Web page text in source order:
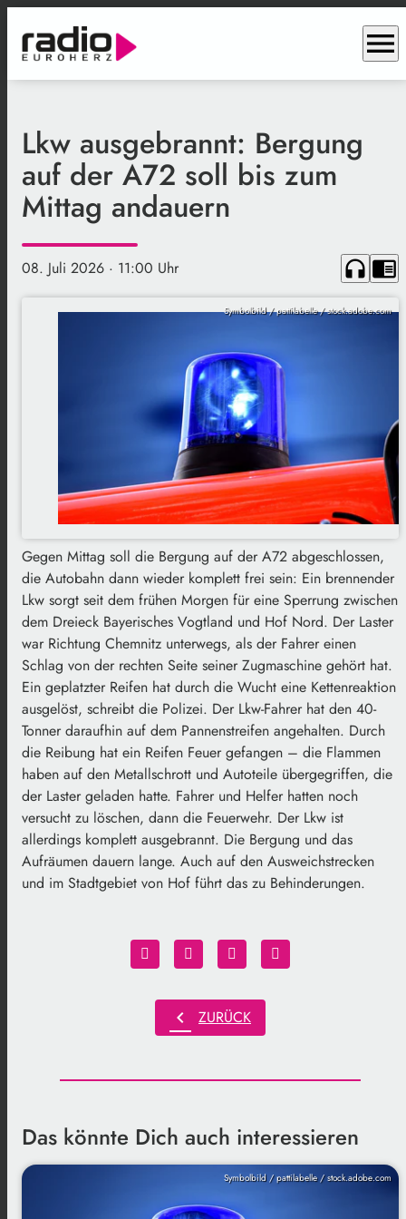
menu
Lkw ausgebrannt: Bergung
auf der A72 soll bis zum
Mittag andauern
08. Juli 2026 · 11:00 Uhr headphones chrome_reader_mode
Symbolbild / pattilabelle / stock.adobe.com
Gegen Mittag soll die Bergung auf der A72 abgeschlossen,
die Autobahn dann wieder komplett frei sein: Ein brennender
Lkw sorgt seit dem frühen Morgen für eine Sperrung zwischen
dem Dreieck Bayerisches Vogtland und Hof Nord. Der Laster
war Richtung Chemnitz unterwegs, als der Fahrer einen
Schlag von der rechten Seite seiner Zugmaschine gehört hat.
Ein geplatzter Reifen hat durch die Wucht eine Kettenreaktion
ausgelöst, schreibt die Polizei. Der Lkw-Fahrer hat den 40-
Tonner daraufhin auf dem Pannenstreifen angehalten. Durch
die Reibung hat ein Reifen Feuer gefangen – die Flammen
haben auf den Metallschrott und Autoteile übergegriffen, die
der Laster geladen hatte. Fahrer und Helfer hatten noch
versucht zu löschen, dann die Feuerwehr. Der Lkw ist
allerdings komplett ausgebrannt. Die Bergung und das
Aufräumen dauern lange. Auch auf den Ausweichstrecken
und im Stadtgebiet von Hof führt das zu Behinderungen.
chevron_left ZURÜCK
Das könnte Dich auch interessieren
Symbolbild / pattilabelle / stock.adobe.com